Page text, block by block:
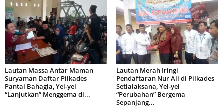
Lautan Massa Antar Maman
Suryaman Daftar Pilkades
Pantai Bahagia, Yel-yel
“Lanjutkan” Menggema di...
Lautan Merah Iringi
Pendaftaran Nur Ali di Pilkades
Setialaksana, Yel-yel
“Perubahan” Bergema
Sepanjang...